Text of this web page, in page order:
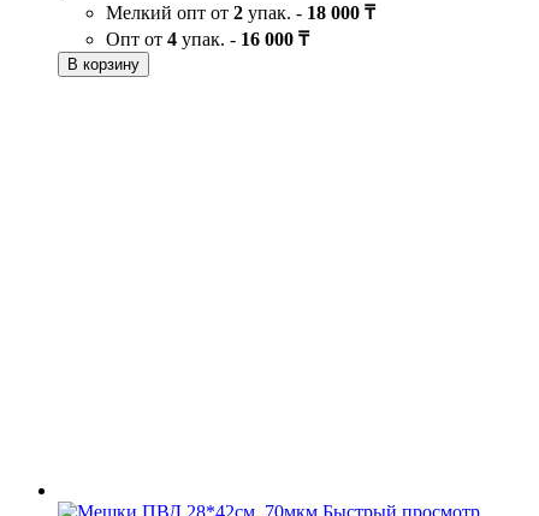
Мелкий опт от 2 упак. - 18 000 ₸
Опт от 4 упак. - 16 000 ₸
В корзину
Быстрый просмотр